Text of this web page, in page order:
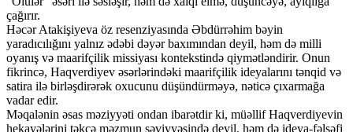
çağırır.
Həcər Atakişiyeva öz resenziyasında Əbdürrəhim bəyin
yaradıcılığını yalnız ədəbi dəyər baxımından deyil, həm də milli
oyanış və maarifçilik missiyası kontekstində qiymətləndirir. Onun
fikrincə, Haqverdiyev əsərlərindəki maarifçilik ideyalarını tənqid və
satira ilə birləşdirərək oxucunu düşündürməyə, nəticə çıxarmağa
vadar edir.
Məqalənin əsas məziyyəti ondan ibarətdir ki, müəllif Haqverdiyevin
hekayələrini təkcə məzmun səviyyəsində deyil, həm də ideya-fəlsəfi